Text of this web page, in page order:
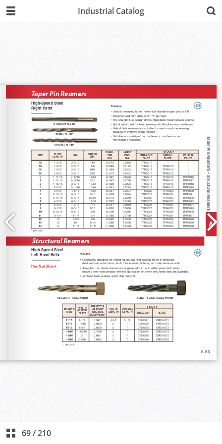
Industrial Catalog
69/210